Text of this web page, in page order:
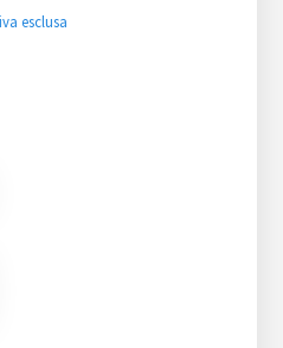
iva esclusa